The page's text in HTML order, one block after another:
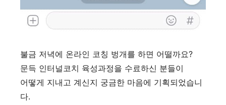
불금 저녁에 온라인 코칭 벙개를 하면 어떨까요?
문득 인터널코치 육성과정을 수료하신 분들이
어떻게 지내고 계신지 궁금한 마음에 기획되었습니
다.